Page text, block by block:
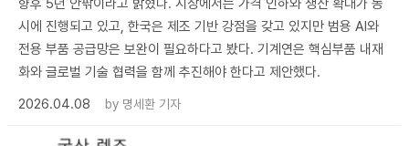
향후 5년 안팎이라고 밝혔다. 시장에서는 가격 인하와 생산 확대가 동
시에 진행되고 있고, 한국은 제조 기반 강점을 갖고 있지만 범용 AI와
전용 부품 공급망은 보완이 필요하다고 봤다. 기계연은 핵심부품 내재
화와 글로벌 기술 협력을 함께 추진해야 한다고 제안했다.
2026.04.08
by 명세환 기자